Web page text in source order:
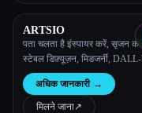
ARTSIO
पता चलता है इंस्पायर करें, सृजन करें
स्टेबल डिफ़्यूज़न, मिडजर्नी,
लाखों आर्ट इमेज खोजे और उनसे
लें... अधिक जानकारी →
मिलने जाना↗︎